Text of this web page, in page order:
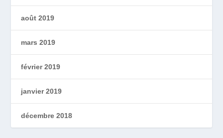
août 2019
mars 2019
février 2019
janvier 2019
décembre 2018